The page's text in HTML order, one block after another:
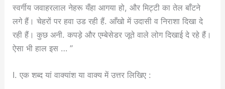
स्वर्गीय जवाहरलाल नेहरू यँहा आगया हो, और मिट्टी का तेल बाँटने
लगे हैं। चेहरों पर हवा उड रही हैं. आँखो में उदासी व निराशा दिखा दे
रही हैं। कुछ अनी. कपड़े और एम्बेसेडर जूते वाले लोग दिखाई दे रहे हैं।
ऐसा भी हाल इस … ”
I. एक शब्द यां वाक्यांश या वाक्य में उत्तर लिखिए :